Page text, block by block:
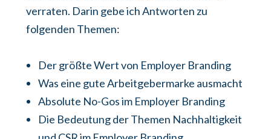
verraten. Darin gebe ich Antworten zu
folgenden Themen:
Der größte Wert von Employer Branding
Was eine gute Arbeitgebermarke ausmacht
Absolute No-Gos im Employer Branding
Die Bedeutung der Themen Nachhaltigkeit